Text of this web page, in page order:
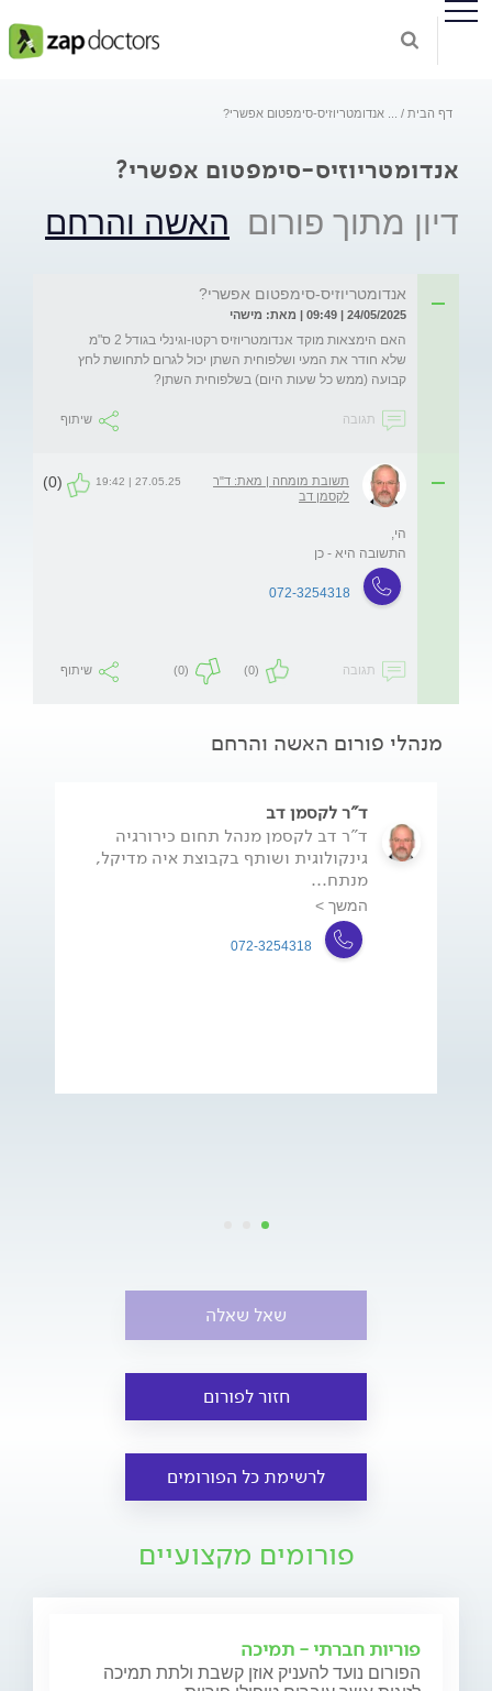
דף הבית אנדומטריוזיס-סימפטום אפשרי?
אנדומטריוזיס-סימפטום אפשרי?
דיון מתוך פורום האשה והרחם
אנדומטריוזיס-סימפטום אפשרי?
24/05/2025 | 09:49 | מאת: מישהי
האם הימצאות מוקד אנדומטריוזיס רקטו-וגינלי בגודל 2 ס"מ
שלא חודר את המעי ושלפוחית השתן יכול לגרום לתחושת לחץ
קבועה (ממש כל שעות היום) בשלפוחית השתן?
תגובה שיתוף
תשובת מומחה | מאת: ד"ר
לקסמן דב
27.05.25 | 19:42
(0)
התשובה היא - כן
072-3254318
תגובה (0)
(0) שיתוף
מנהלי פורום האשה והרחם
ד"ר לקסמן דב
ד"ר דב לקסמן מנהל תחום כירורגיה
גינקולוגית ושותף בקבוצת איה מדיקל,
מנתח...
המשך >
072-3254318
שאל שאלה
חזור לפורום
לרשימת כל הפורומים
פורומים מקצועיים
פוריות חברתי - תמיכה
הפורום נועד להעניק אוזן קשבת ולתת תמיכה